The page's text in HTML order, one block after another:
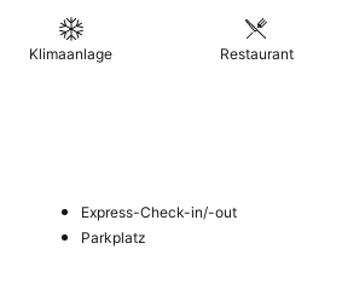
Klimaanlage Restaurant
Express-Check-in/-out
Parkplatz